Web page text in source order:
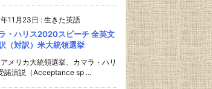
11月23日 : 生きた英語
・ハリス2020スピーチ 全英文
（対訳）米大統領選挙
メリカ大統領選挙、カマラ・ハリ
諾演説（Acceptance sp ...